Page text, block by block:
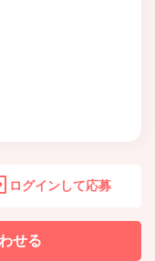
ログインして応募
せる